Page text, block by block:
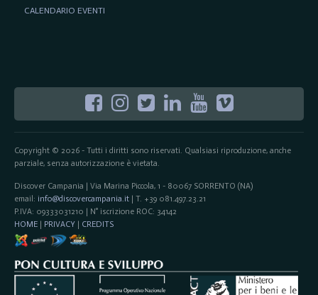
Copyright © 2026 - Tutti i diritti sono riservati. Qualsiasi riproduzione, anche
parziale, senza autorizzazione è vietata.
Discover Campania | Via Marina Piccola, 1 - 80067 SORRENTO (NA)
email: info@discovercampania.it| T. +39 081.497.23.21
P.IVA: 09333031210 | N° iscrizione ROC: 34142
HOME| PRIVACY | CREDITS
CALENDARIO EVENTI